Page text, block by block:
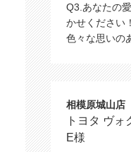
Q3.あなたの
かせください
色々な思いの
相模原城山店
トヨタ ヴォ
E様